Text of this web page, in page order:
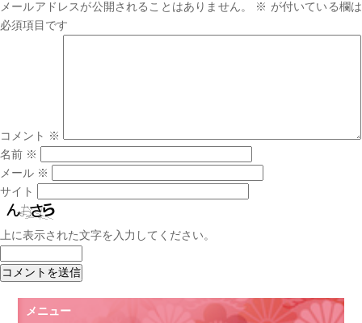
メールアドレスが公開されることはありません。
※ が付いている欄は
必須項目です
コメント ※
名前 ※
メール ※
サイト
上に表示された文字を入力してください。
メニュー